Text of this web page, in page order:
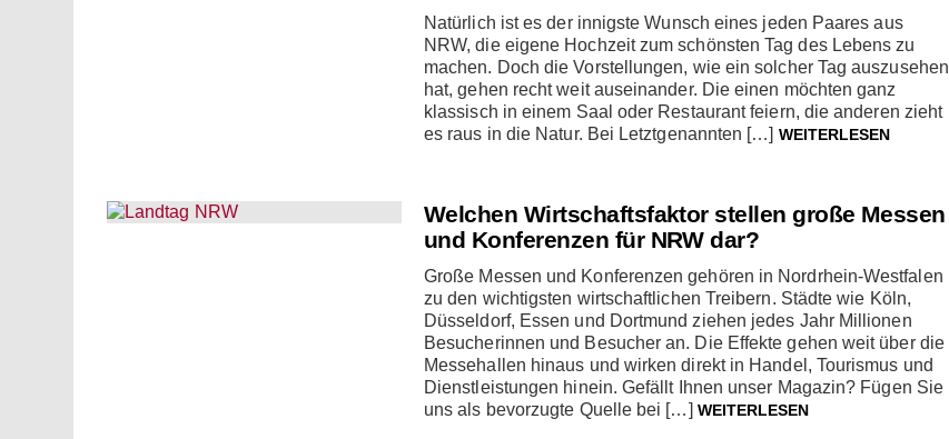
Natürlich ist es der innigste Wunsch eines jeden Paares aus
NRW, die eigene Hochzeit zum schönsten Tag des Lebens zu
machen. Doch die Vorstellungen, wie ein solcher Tag auszusehen
hat, gehen recht weit auseinander. Die einen möchten ganz
klassisch in einem Saal oder Restaurant feiern, die anderen zieht
es raus in die Natur. Bei Letztgenannten […] WEITERLESEN
Welchen Wirtschaftsfaktor stellen große Messen
und Konferenzen für NRW dar?
Große Messen und Konferenzen gehören in Nordrhein-Westfalen
zu den wichtigsten wirtschaftlichen Treibern. Städte wie Köln,
Düsseldorf, Essen und Dortmund ziehen jedes Jahr Millionen
Besucherinnen und Besucher an. Die Effekte gehen weit über die
Messehallen hinaus und wirken direkt in Handel, Tourismus und
Dienstleistungen hinein. Gefällt Ihnen unser Magazin? Fügen Sie
uns als bevorzugte Quelle bei […] WEITERLESEN